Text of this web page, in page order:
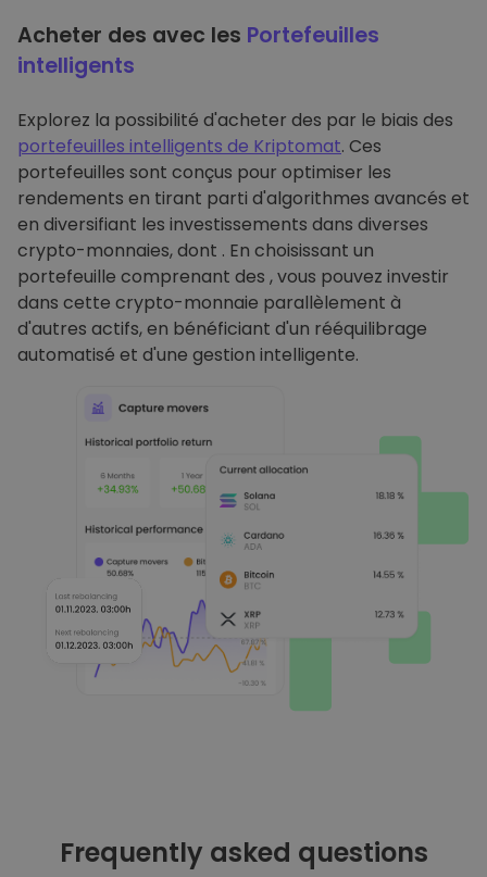
Acheter des avec les Portefeuilles
intelligents
Explorez la possibilité d'acheter des par le biais des
portefeuilles intelligents de Kriptomat. Ces
portefeuilles sont conçus pour optimiser les
rendements en tirant parti d'algorithmes avancés et
en diversifiant les investissements dans diverses
crypto-monnaies, dont . En choisissant un
portefeuille comprenant des , vous pouvez investir
dans cette crypto-monnaie parallèlement à
d'autres actifs, en bénéficiant d'un rééquilibrage
automatisé et d'une gestion intelligente.
Frequently asked questions